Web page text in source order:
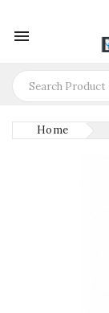

Home